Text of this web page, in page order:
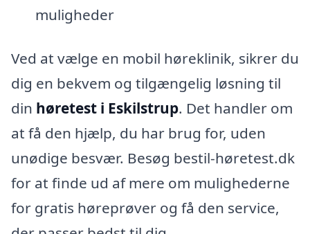
muligheder
Ved at vælge en mobil høreklinik, sikrer du
dig en bekvem og tilgængelig løsning til
din høretest i Eskilstrup. Det handler om
at få den hjælp, du har brug for, uden
unødige besvær. Besøg bestil-høretest.dk
for at finde ud af mere om mulighederne
for gratis høreprøver og få den service,